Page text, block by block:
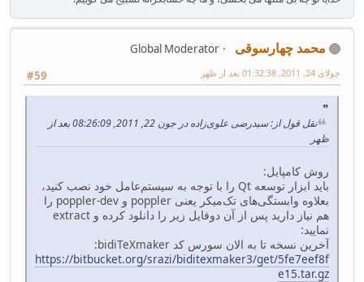
محمد چهارسوقی
Global Moderator
#59
جولای 24, 2011, 01:32:38 بعد از ظهر
نقل قول از: سیدرضی علوی‌زاده در جون 22, 2011, 08:26:09 بعد از
ظهر
روش کامپایل:
باید ابزار توسعه Qt را با توجه به سیستم‌عامل خود نصب کنید،
بعلاوه وابستگی‌های تک‌میکر یعنی poppler و poppler-dev را
هم نیاز دارید پس از آن دوفایل زیر را دانلود کرده و extract
نمایید:
آخرین نسخه تا به الان سورس کد bidiTeXmaker:
https://bitbucket.org/srazi/biditexmaker3/get/5fe7eef8f
e15.tar.gz